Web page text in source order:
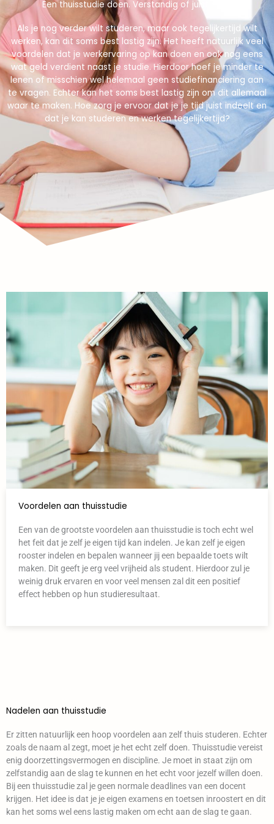
Een thuisstudie doen. Verstandig of juist niet?
Als je nog verder wilt studeren, maar ook tegelijkertijd wilt
werken, kan dit soms best lastig zijn. Het heeft natuurlijk veel
voordelen dat je werkervaring op kan doen en ook nog eens
wat geld verdient naast je studie. Hierdoor hoef je minder te
lenen of misschien wel helemaal geen studiefinanciering aan
te vragen. Echter kan het soms best lastig zijn om dit allemaal
waar te maken. Hoe zorg je ervoor dat je je tijd juist indeelt en
dat je kan studeren en werken tegelijkertijd?
Voordelen aan thuisstudie
Een van de grootste voordelen aan thuisstudie is toch echt wel
het feit dat je zelf je eigen tijd kan indelen. Je kan zelf je eigen
rooster indelen en bepalen wanneer jij een bepaalde toets wilt
maken. Dit geeft je erg veel vrijheid als student. Hierdoor zul je
weinig druk ervaren en voor veel mensen zal dit een positief
effect hebben op hun studieresultaat.
Nadelen aan thuisstudie
Er zitten natuurlijk een hoop voordelen aan zelf thuis studeren. Echter
zoals de naam al zegt, moet je het echt zelf doen. Thuisstudie vereist
enig doorzettingsvermogen en discipline. Je moet in staat zijn om
zelfstandig aan de slag te kunnen en het echt voor jezelf willen doen.
Bij een thuisstudie zal je geen normale deadlines van een docent
krijgen. Het idee is dat je je eigen examens en toetsen inroostert en dit
kan het soms wel eens lastig maken om echt aan de slag te gaan.